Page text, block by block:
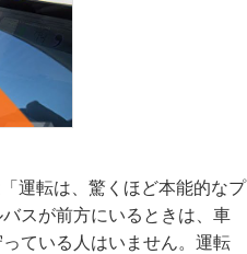
運転は、驚くほど本能的なプ
スが前方にいるときは、車
ている人はいません。運転